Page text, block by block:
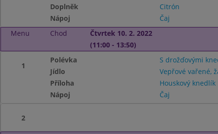
Doplněk
Citrón
Nápoj
Čaj
Menu
Chod
Čtvrtek 10. 2. 2022
(11:00 - 13:50)
1
Polévka
S drožďovými
Jídlo
Vepřové vařené,
Příloha
Houskový knedlík
Nápoj
Čaj
2